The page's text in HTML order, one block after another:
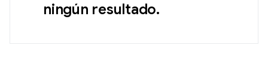
ningún resultado.